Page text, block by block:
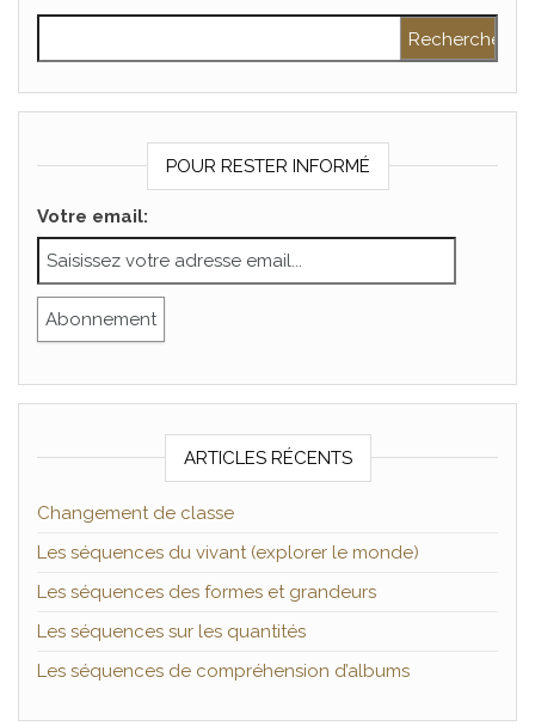
POUR RESTER INFORMÉ
Votre email:
ARTICLES RÉCENTS
Changement de classe
Les séquences du vivant (explorer le monde)
Les séquences des formes et grandeurs
Les séquences sur les quantités
Les séquences de compréhension d’albums